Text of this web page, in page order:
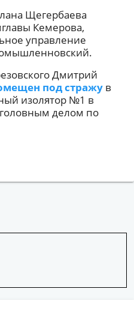
Щегербаева
Кемерова,
управление
Дмитрий
под стражу в
изолятор №1 в
делом по